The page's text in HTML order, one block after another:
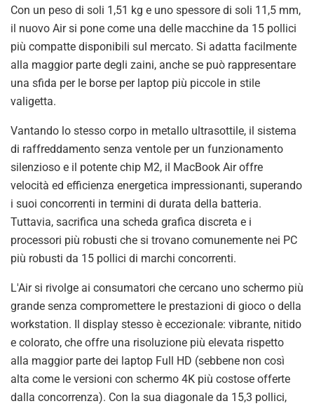
Con un peso di soli 1,51 kg e uno spessore di soli 11,5 mm,
il nuovo Air si pone come una delle macchine da 15 pollici
più compatte disponibili sul mercato. Si adatta facilmente
alla maggior parte degli zaini, anche se può rappresentare
una sfida per le borse per laptop più piccole in stile
valigetta.
Vantando lo stesso corpo in metallo ultrasottile, il sistema
di raffreddamento senza ventole per un funzionamento
silenzioso e il potente chip M2, il MacBook Air offre
velocità ed efficienza energetica impressionanti, superando
i suoi concorrenti in termini di durata della batteria.
Tuttavia, sacrifica una scheda grafica discreta e i
processori più robusti che si trovano comunemente nei PC
più robusti da 15 pollici di marchi concorrenti.
L'Air si rivolge ai consumatori che cercano uno schermo più
grande senza compromettere le prestazioni di gioco o della
workstation. Il display stesso è eccezionale: vibrante, nitido
e colorato, che offre una risoluzione più elevata rispetto
alla maggior parte dei laptop Full HD (sebbene non così
alta come le versioni con schermo 4K più costose offerte
dalla concorrenza). Con la sua diagonale da 15,3 pollici,